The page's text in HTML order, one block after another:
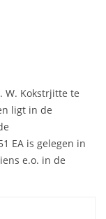
W. Kokstrjitte te
ligt in de
EA is gelegen in
e.o. in de